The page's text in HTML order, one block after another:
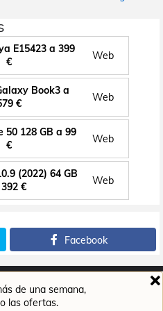
de una semana,
las ofertas.
E15423 a 399
€
Web
Book3 a
€
Web
50 128 GB a 99
€
Web
(2022) 64 GB
€
Web
Facebook
legal Política de cookies